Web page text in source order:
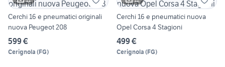
Cerchi 16 e pneumatici originali
nuova Peugeot 208
599 €
Cerignola (FG)
Cerchi 16 e pneumatici nuova
Opel Corsa 4 Stagioni
499 €
Cerignola (FG)